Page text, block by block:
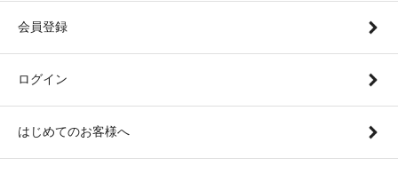
会員登録
ログイン
はじめてのお客様へ